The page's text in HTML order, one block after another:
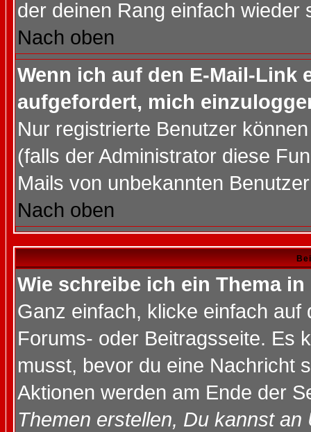
der deinen Rang einfach wieder
Nach oben
Wenn ich auf den E-Mail-Link
aufgefordert, mich
Nur registrierte Benutzer
(falls der Administrator diese
Mails von unbekannten
Nach oben
Wie schreibe ich ein Thema
Ganz einfach, klicke einfach
Forums- oder Beitragsseite. Es
musst, bevor du eine Nachricht
Aktionen werden am Ende der
Themen erstellen, Du kannst